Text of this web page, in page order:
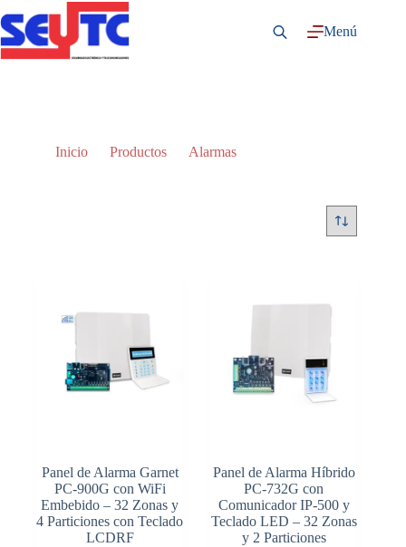
al
contenido
Menú
Inicio Productos Alarmas
Panel de Alarma Garnet
PC-900G con WiFi
Embebido – 32 Zonas y
4 Particiones con Teclado
LCDRF
Panel de Alarma Híbrido
PC-732G con
Comunicador IP-500 y
Teclado LED – 32 Zonas
y 2 Particiones